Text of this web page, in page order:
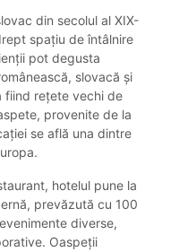
din secolul al XIX-
spațiu de întâlnire
pot degusta
slovacă și
fiind rețete vechi de
provenite de la
se află una dintre
hotelul pune la
prevăzută cu 100
diverse,
Oaspeții